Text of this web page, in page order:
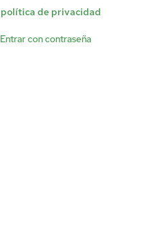
política de privacidad
Entrar con contraseña